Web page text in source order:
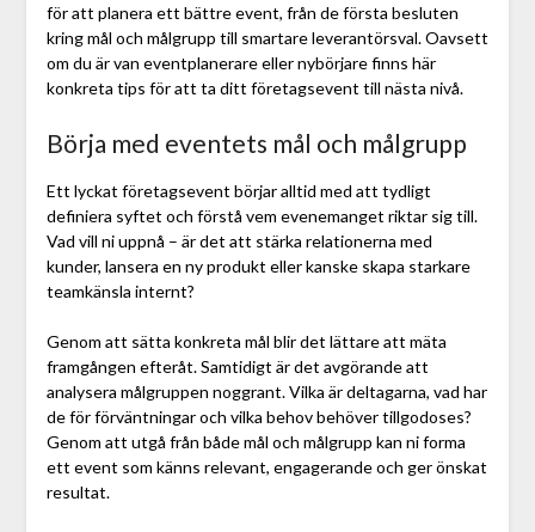
för att planera ett bättre event, från de första besluten
kring mål och målgrupp till smartare leverantörsval. Oavsett
om du är van eventplanerare eller nybörjare finns här
konkreta tips för att ta ditt företagsevent till nästa nivå.
Börja med eventets mål och målgrupp
Ett lyckat företagsevent börjar alltid med att tydligt
definiera syftet och förstå vem evenemanget riktar sig till.
Vad vill ni uppnå – är det att stärka relationerna med
kunder, lansera en ny produkt eller kanske skapa starkare
teamkänsla internt?
Genom att sätta konkreta mål blir det lättare att mäta
framgången efteråt. Samtidigt är det avgörande att
analysera målgruppen noggrant. Vilka är deltagarna, vad har
de för förväntningar och vilka behov behöver tillgodoses?
Genom att utgå från både mål och målgrupp kan ni forma
ett event som känns relevant, engagerande och ger önskat
resultat.